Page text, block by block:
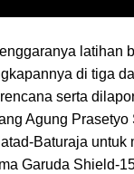
latihan
di tiga
serta
Agung
Baturaja untuk
Garuda Shield-